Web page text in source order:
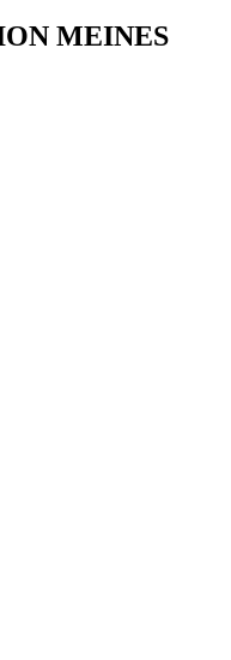
MEINES